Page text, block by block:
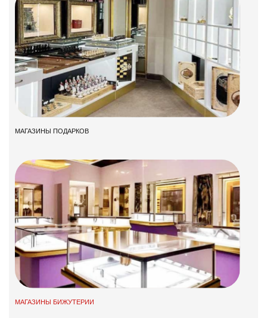
МАГАЗИНЫ ПОДАРКОВ
МАГАЗИНЫ БИЖУТЕРИИ